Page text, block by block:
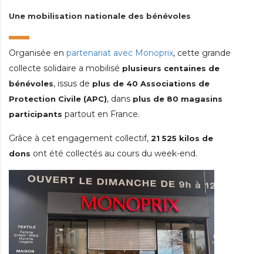
Une mobilisation nationale des bénévoles
Organisée en partenariat avec Monoprix, cette grande
collecte solidaire a mobilisé plusieurs centaines de
bénévoles, issus de plus de 40 Associations de
Protection Civile (APC), dans plus de 80 magasins
participants partout en France.
Grâce à cet engagement collectif, 21 525 kilos de
dons ont été collectés au cours du week-end.